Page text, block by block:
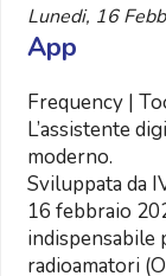
Lunedi, 16
App
Frequency |
L’assistente
moderno.
Sviluppata da
16 febbraio
indispensabile
radioamatori